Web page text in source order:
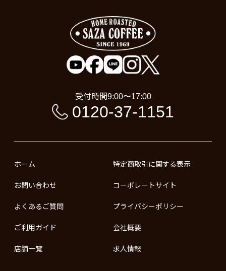
受付時間9:00〜17:00
0120-37-1151
ホーム
お問い合わせ
よくあるご質問
ご利用ガイド
店舗一覧
特定商取引に関する表示
コーポレートサイト
プライバシーポリシー
会社概要
求人情報